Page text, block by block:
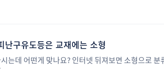
난구유도등은 교재에는 소형
는데 어떤게 맞나요? 인터넷 뒤져보면 소형으로